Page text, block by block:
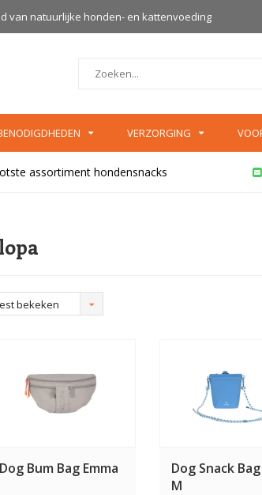
van natuurlijke honden- en kattenvoeding
VERZORGING
assortiment hondensnacks
bekeken
Dog Bum Bag Emma
Dog Snack
M